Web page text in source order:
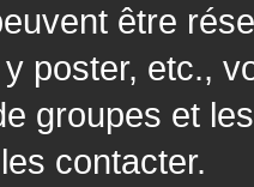
être
poster, etc.,
groupes et
contacter.